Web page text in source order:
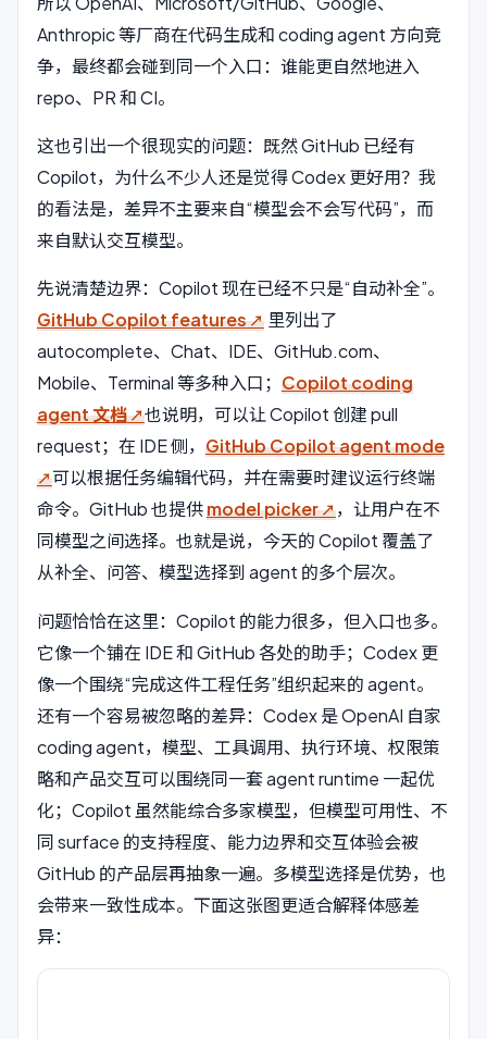
Anthropic 等厂商在代码生成和 coding agent 方向竞
争，最终都会碰到同一个入口：谁能更自然地进入
repo、PR 和 CI。
这也引出一个很现实的问题：既然 GitHub 已经有
Copilot，为什么不少人还是觉得 Codex 更好用？我
的看法是，差异不主要来自“模型会不会写代码”，而
来自默认交互模型。
先说清楚边界：Copilot 现在已经不只是“自动补全”。
GitHub Copilot features
里列出了
autocomplete、Chat、IDE、GitHub.com、
Mobile、Terminal 等多种入口； Copilot coding
agent 文档
也说明，可以让 Copilot 创建 pull
request；在 IDE 侧， GitHub Copilot agent mode
可以根据任务编辑代码，并在需要时建议运行终端
命令。GitHub 也提供model picker
，让用户在不
同模型之间选择。也就是说，今天的 Copilot 覆盖了
从补全、问答、模型选择到 agent 的多个层次。
问题恰恰在这里：Copilot 的能力很多，但入口也多。
它像一个铺在 IDE 和 GitHub 各处的助手；Codex 更
像一个围绕“完成这件工程任务”组织起来的 agent。
还有一个容易被忽略的差异：Codex 是 OpenAI 自家
coding agent，模型、工具调用、执行环境、权限策
略和产品交互可以围绕同一套 agent runtime 一起优
化；Copilot 虽然能综合多家模型，但模型可用性、不
同 surface 的支持程度、能力边界和交互体验会被
GitHub 的产品层再抽象一遍。多模型选择是优势，也
会带来一致性成本。下面这张图更适合解释体感差
异：